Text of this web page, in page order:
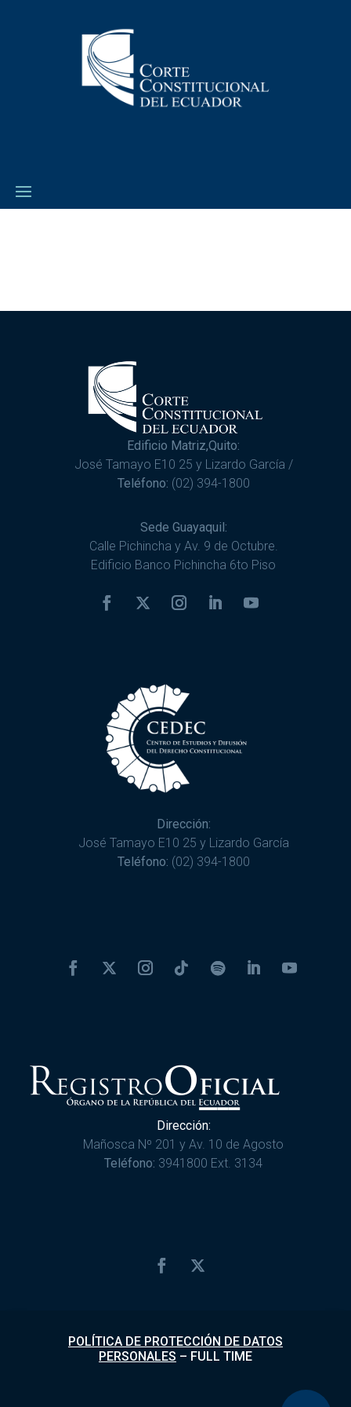
Edificio Matriz,Quito:
José Tamayo E10 25 y Lizardo García /
Teléfono: (02) 394-1800
Sede Guayaquil:
Calle Pichincha y Av. 9 de Octubre.
Edificio Banco Pichincha 6to Piso
Dirección:
José Tamayo E10 25 y Lizardo García
Teléfono: (02) 394-1800
Dirección:
Mañosca Nº 201 y Av. 10 de Agosto
Teléfono: 3941800 Ext. 3134
POLÍTICA DE PROTECCIÓN DE DATOS
PERSONALES – FULL TIME